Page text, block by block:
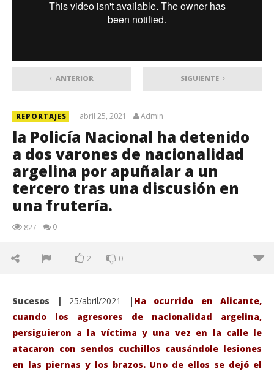
ANTERIOR SIGUIENTE
REPORTAJES abril 25, 2021 Admin
la Policía Nacional ha detenido
a dos varones de nacionalidad
argelina por apuñalar a un
tercero tras una discusión en
una frutería.
827 0
2 0
Sucesos | 25/abril/2021 | Ha ocurrido en Alicante,
cuando los agresores de nacionalidad argelina,
persiguieron a la víctima y una vez en la calle le
atacaron con sendos cuchillos causándole lesiones
en las piernas y los brazos. Uno de ellos se dejó el